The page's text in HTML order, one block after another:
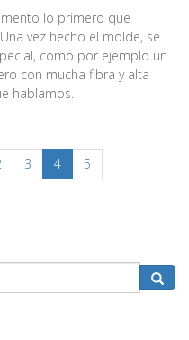
lo primero que
vez hecho el molde, se
como por ejemplo un
con mucha fibra y alta
hablamos.
3 4
5